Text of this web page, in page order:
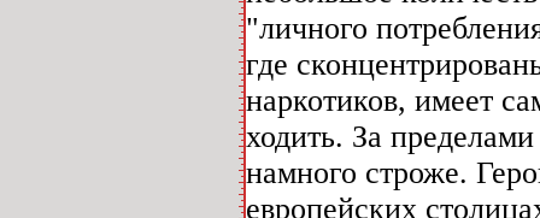
"личного
где
наркотиков, имеет
ходить. За
намного строже.
европейских